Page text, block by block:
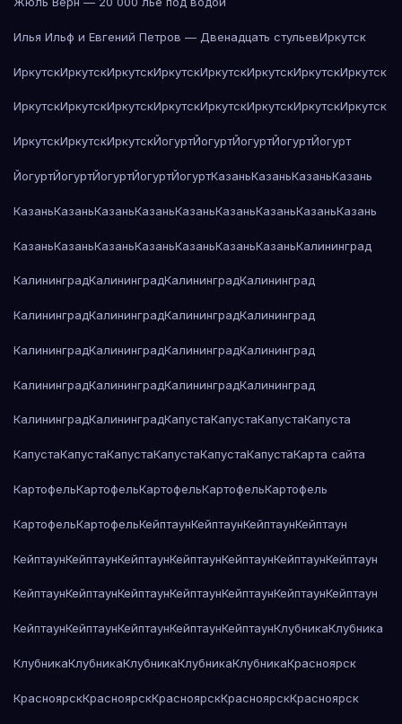
Илья Ильф и Евгений Петров — Двенадцать стульевИркутск
ИркутскИркутскИркутскИркутскИркутскИркутскИркутскИркутск
ИркутскИркутскИркутскИркутскИркутскИркутскИркутскИркутск
ИркутскИркутскИркутскЙогуртЙогуртЙогуртЙогуртЙогурт
ЙогуртЙогуртЙогуртЙогуртЙогуртКазаньКазаньКазаньКазань
КазаньКазаньКазаньКазаньКазаньКазаньКазаньКазаньКазань
КазаньКазаньКазаньКазаньКазаньКазаньКазаньКалининград
КалининградКалининградКалининградКалининград
КалининградКалининградКалининградКалининград
КалининградКалининградКалининградКалининград
КалининградКалининградКалининградКалининград
КалининградКалининградКапустаКапустаКапустаКапуста
КапустаКапустаКапустаКапустаКапустаКапустаКарта сайта
КартофельКартофельКартофельКартофельКартофель
КартофельКартофельКейптаунКейптаунКейптаунКейптаун
КейптаунКейптаунКейптаунКейптаунКейптаунКейптаунКейптаун
КейптаунКейптаунКейптаунКейптаунКейптаунКейптаунКейптаун
КейптаунКейптаунКейптаунКейптаунКейптаунКлубникаКлубника
КлубникаКлубникаКлубникаКлубникаКлубникаКрасноярск
КрасноярскКрасноярскКрасноярскКрасноярскКрасноярск